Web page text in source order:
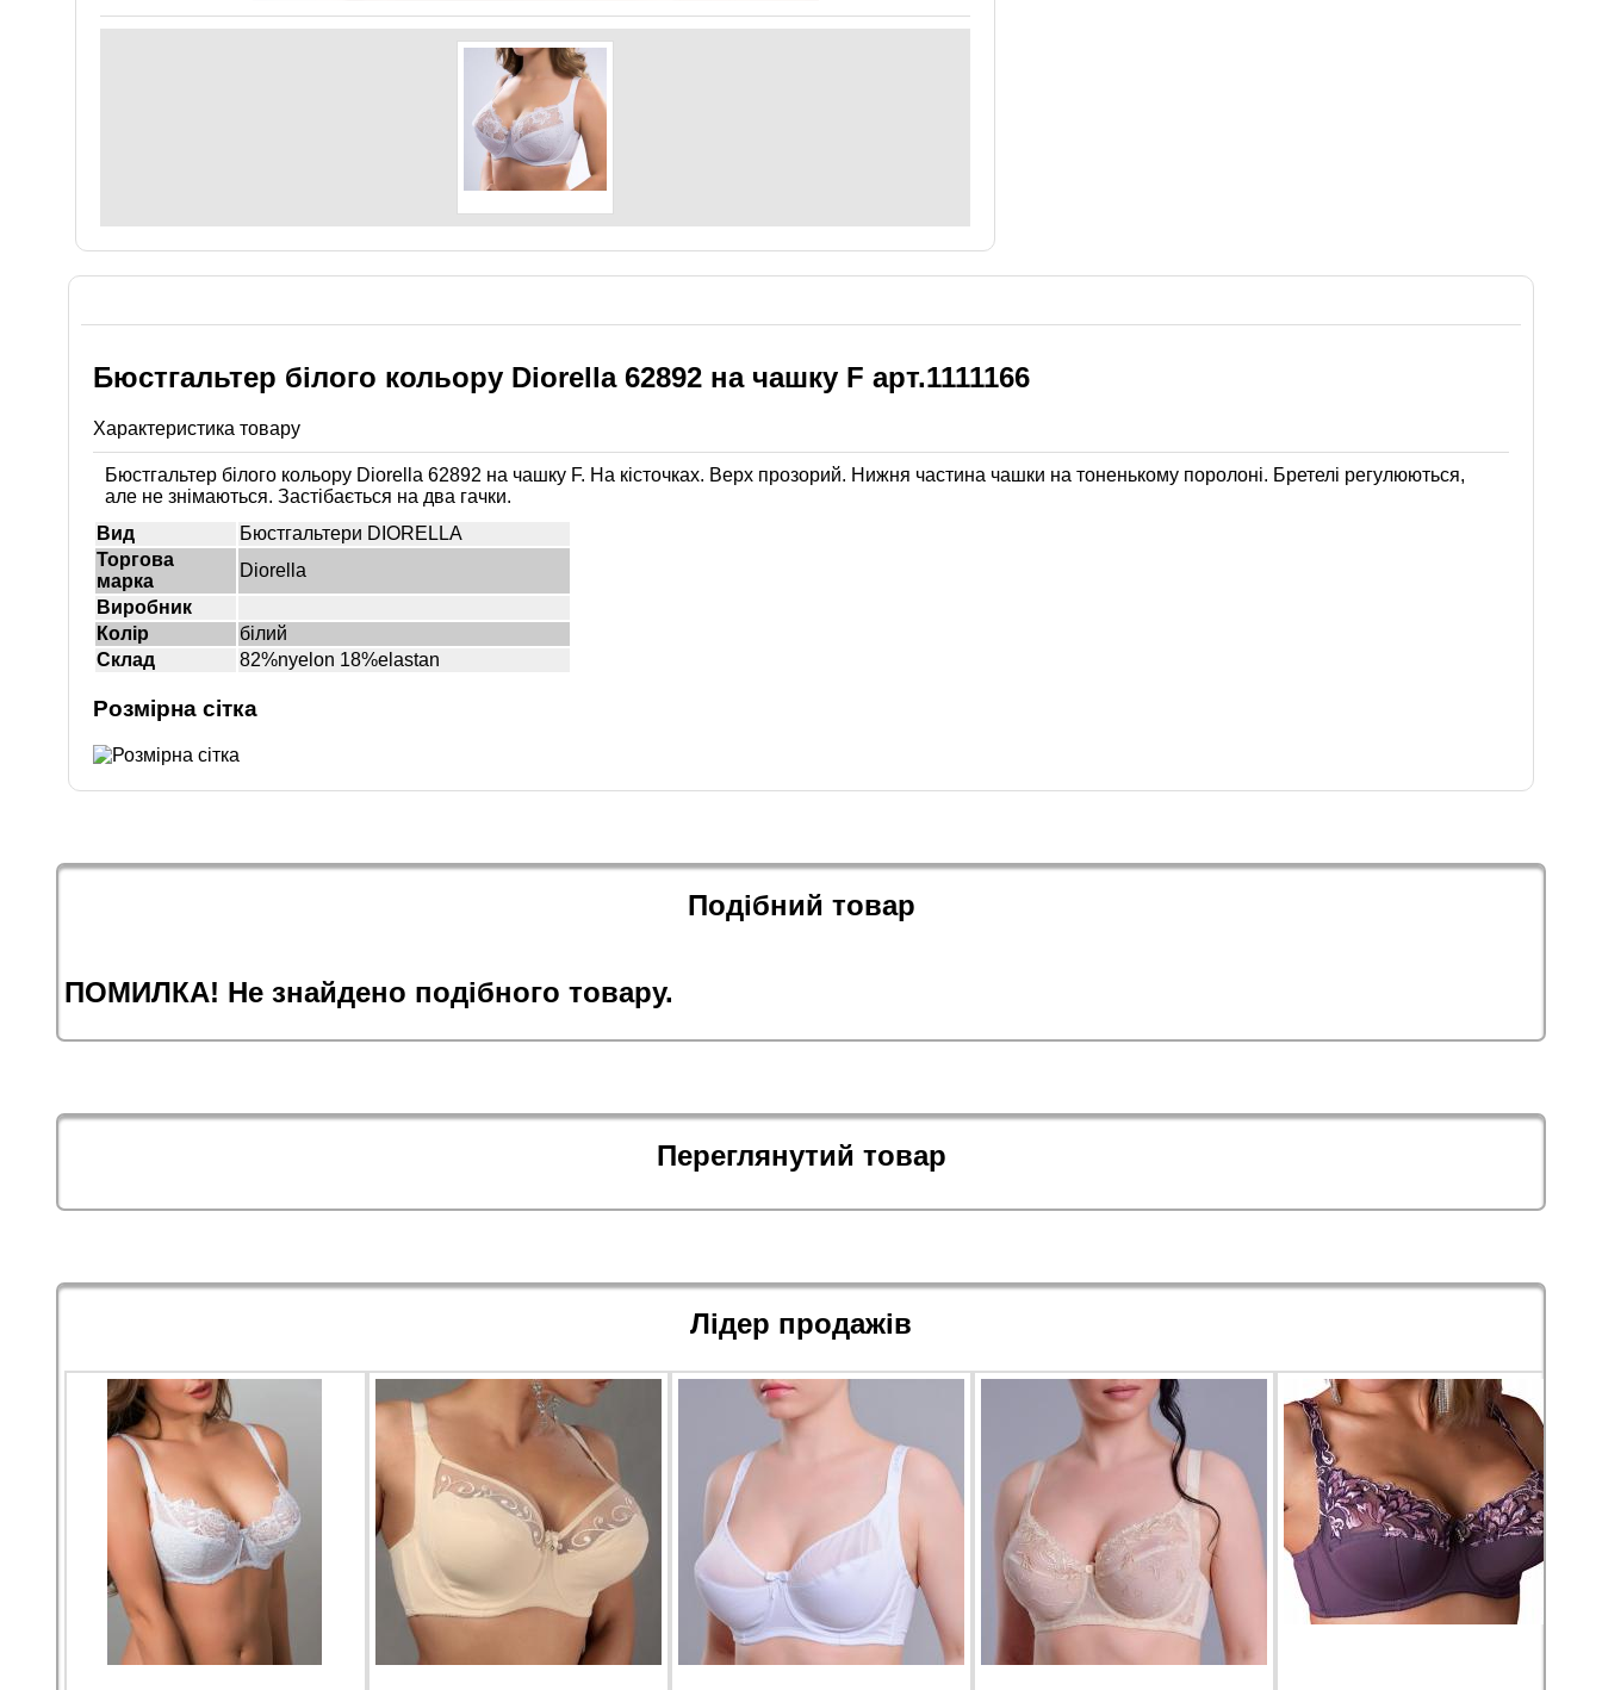
Бюстгальтер білого кольору Diorella 62892 на чашку F арт.1111166
Характеристика товару
Бюстгальтер білого кольору Diorella 62892 на чашку F. На кісточках. Верх прозорий. Нижня частина чашки на тоненькому поролоні. Бретелі регулюються,
але не знімаються. Застібається на два гачки.
Вид
Бюстгальтери DIORELLA
Торгова
марка
Diorella
Виробник
Колір
білий
Склад
82%nyelon 18%elastan
Розмірна сітка
Подібний товар
ПОМИЛКА! Не знайдено подібного товару.
Переглянутий товар
Лідер продажів